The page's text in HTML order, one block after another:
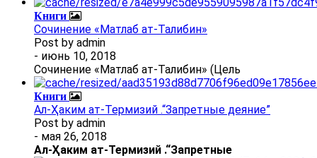
Книги
Сочинение «Матлаб ат-Талибин»
Post by admin
- июнь 10, 2018
Сочинение «Матлаб ат-Талибин» (Цель
Книги
Ал-Ҳаким ат-Термизий .“Запретные деяние”
Post by admin
- мая 26, 2018
Ал-Ҳаким ат-Термизий .“Запретные